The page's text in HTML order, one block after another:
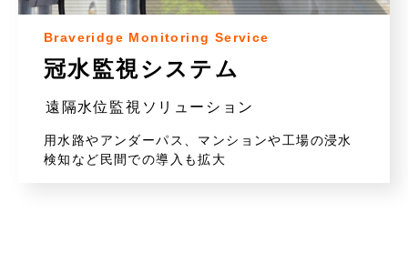
Braveridge Monitoring Service
冠水監視システム
遠隔水位監視ソリューション
用水路やアンダーパス、マンションや工場の浸水
検知など民間での導入も拡大